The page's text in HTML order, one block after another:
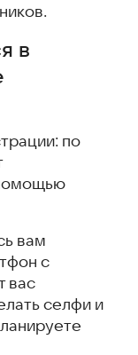
в
по
вам
с
вас
селфи и